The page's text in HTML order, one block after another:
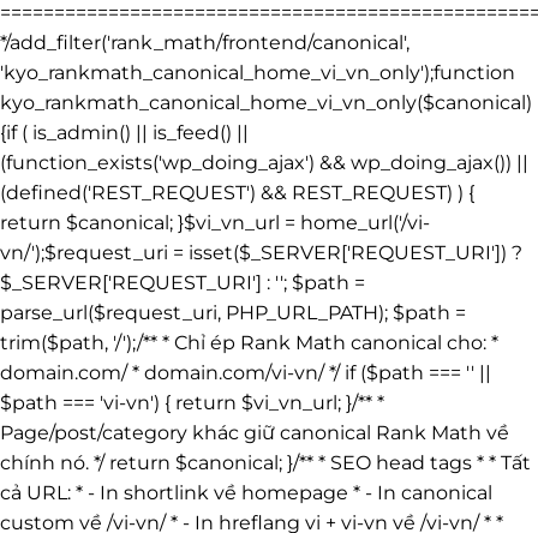
*/add_filter('rank_math/frontend/canonical',
'kyo_rankmath_canonical_home_vi_vn_only');function
kyo_rankmath_canonical_home_vi_vn_only($canonical)
{if ( is_admin() || is_feed() ||
(function_exists('wp_doing_ajax') && wp_doing_ajax()) ||
(defined('REST_REQUEST') && REST_REQUEST) ) {
return $canonical; }$vi_vn_url = home_url('/vi-
vn/');$request_uri = isset($_SERVER['REQUEST_URI']) ?
$_SERVER['REQUEST_URI'] : ''; $path =
parse_url($request_uri, PHP_URL_PATH); $path =
trim($path, '/');/** * Chỉ ép Rank Math canonical cho: *
domain.com/ * domain.com/vi-vn/ */ if ($path === '' ||
$path === 'vi-vn') { return $vi_vn_url; }/** *
Page/post/category khác giữ canonical Rank Math về
chính nó. */ return $canonical; }/** * SEO head tags * * Tất
cả URL: * - In shortlink về homepage * - In canonical
custom về /vi-vn/ * - In hreflang vi + vi-vn về /vi-vn/ * *